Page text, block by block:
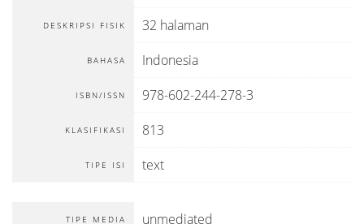
DESKRIPSI FISIK 32 halaman
BAHASA Indonesia
ISBN/ISSN 978-602-244-278-3
KLASIFIKASI 813
TIPE ISI text
TIPE MEDIA unmediated